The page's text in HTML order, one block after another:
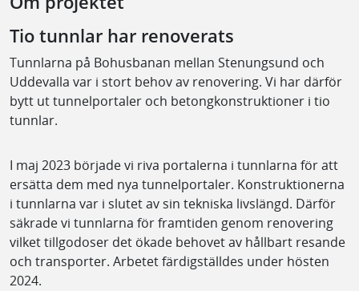
Tio tunnlar har renoverats
Tunnlarna på Bohusbanan mellan Stenungsund och
Uddevalla var i stort behov av renovering. Vi har därför
bytt ut tunnelportaler och betongkonstruktioner i tio
tunnlar.
I maj 2023 började vi riva portalerna i tunnlarna för att
ersätta dem med nya tunnelportaler. Konstruktionerna
i tunnlarna var i slutet av sin tekniska livslängd. Därför
säkrade vi tunnlarna för framtiden genom renovering
vilket tillgodoser det ökade behovet av hållbart resande
och transporter. Arbetet färdigställdes under hösten
2024.